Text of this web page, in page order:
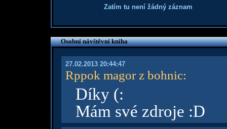
Zatím tu není žádný záznam
Osobní návštěvní kniha
27.02.2013 20:44:47
Rppok magor z bohnic:
Díky (:
Mám své zdroje :D